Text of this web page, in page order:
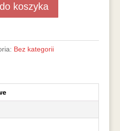
koszyka
Bez kategorii